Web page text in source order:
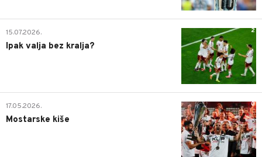
2
15.07.2026.
Ipak valja bez kralja?
0
17.05.2026.
Mostarske kiše